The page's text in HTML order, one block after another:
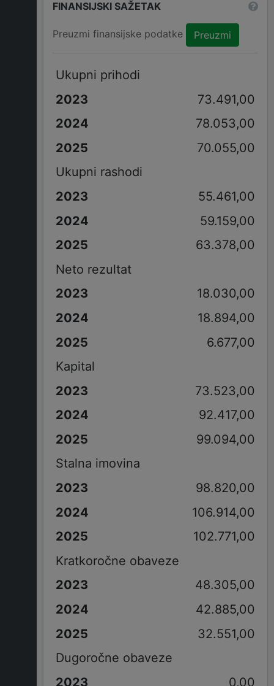
FINANSIJSKI SAŽETAK
Preuzmi finansijske podatke Preuzmi
Ukupni prihodi
73.491,00
78.053,00
70.055,00
Ukupni rashodi
55.461,00
59.159,00
63.378,00
Neto rezultat
18.030,00
18.894,00
6.677,00
Kapital
73.523,00
92.417,00
99.094,00
Stalna imovina
98.820,00
106.914,00
102.771,00
Kratkoročne obaveze
48.305,00
42.885,00
32.551,00
Dugoročne obaveze
0,00